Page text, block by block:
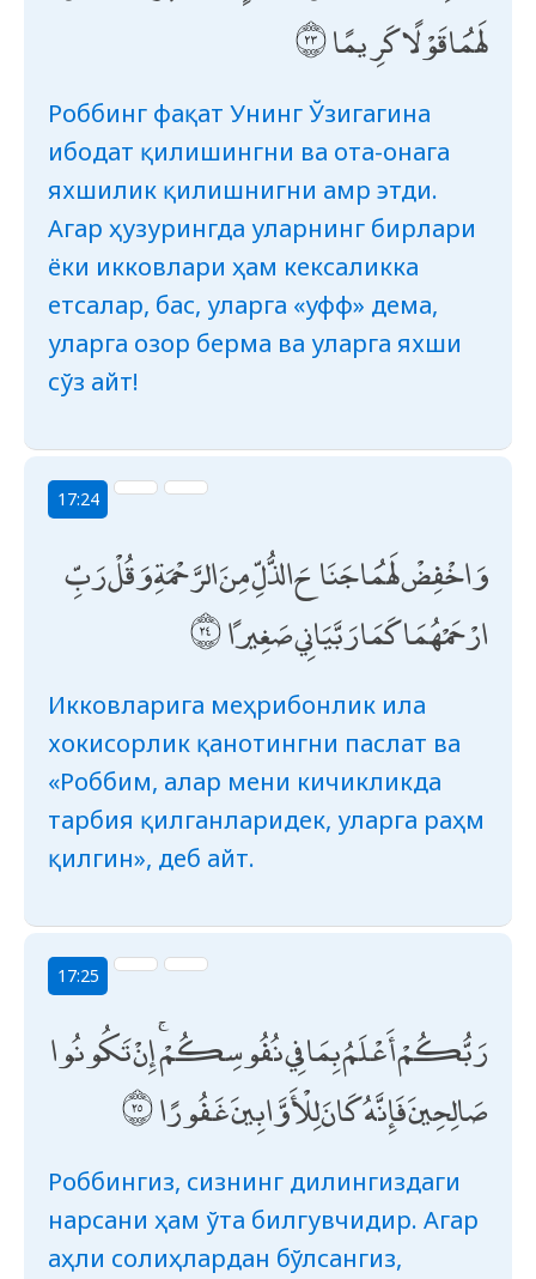
لَهُمَا قَوْلًا كَرِيمًا
Роббинг фақат Унинг Ўзигагина
ибодат қилишингни ва ота-онага
яхшилик қилишнигни амр этди.
Агар ҳузурингда уларнинг бирлари
ёки икковлари ҳам кексаликка
етсалар, бас, уларга «уфф» дема,
уларга озор берма ва уларга яхши
сўз айт!
17:24
وَاخْفِضْ لَهُمَا جَنَاحَ الذُّلِّ مِنَ الرَّحْمَةِ وَقُلْ رَبِّ
ارْحَمْهُمَا كَمَا رَبَّيَانِي صَغِيرًا
Икковларига меҳрибонлик ила
хокисорлик қанотингни паслат ва
«Роббим, алар мени кичикликда
тарбия қилганларидек, уларга раҳм
қилгин», деб айт.
17:25
رَبُّكُمْ أَعْلَمُ بِمَا فِي نُفُوسِكُمْ ۚ إِنْ تَكُونُوا
صَالِحِينَ فَإِنَّهُ كَانَ لِلْأَوَّابِينَ غَفُورًا
Роббингиз, сизнинг дилингиздаги
нарсани ҳам ўта билгувчидир. Агар
аҳли солиҳлардан бўлсангиз,